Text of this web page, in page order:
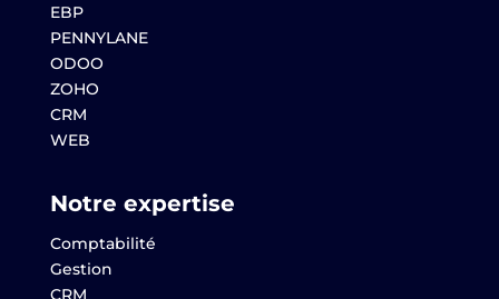
EBP
PENNYLANE
ODOO
ZOHO
CRM
WEB
Notre expertise
Comptabilité
Gestion
CRM